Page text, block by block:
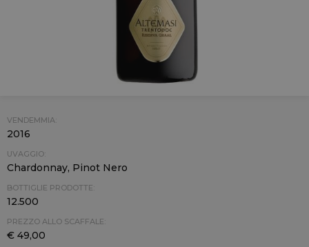
VENDEMMIA:
2016
UVAGGIO:
Chardonnay, Pinot Nero
BOTTIGLIE PRODOTTE:
12.500
PREZZO ALLO SCAFFALE:
€ 49,00